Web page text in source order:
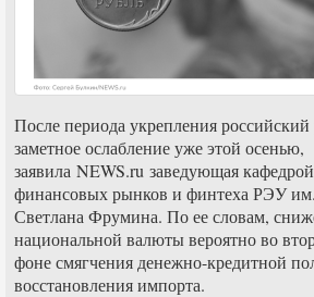
После периода укрепления
заметное ослабление уже этой осенью,
заявила NEWS.ru заведующая
финансовых рынков и финтеха РЭУ
Светлана Фрумина. По ее словам,
национальной валюты вероятно во
фоне смягчения денежно-кредитной
восстановления импорта.